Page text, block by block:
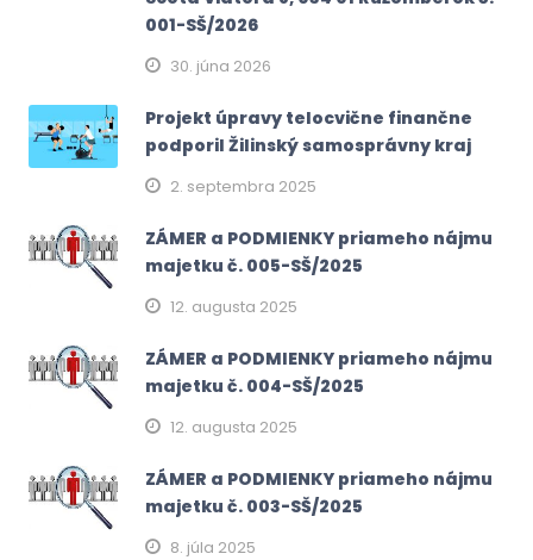
001-SŠ/2026
30. júna 2026
Projekt úpravy telocvične finančne
podporil Žilinský samosprávny kraj
2. septembra 2025
ZÁMER a PODMIENKY priameho nájmu
majetku č. 005-SŠ/2025
12. augusta 2025
ZÁMER a PODMIENKY priameho nájmu
majetku č. 004-SŠ/2025
12. augusta 2025
ZÁMER a PODMIENKY priameho nájmu
majetku č. 003-SŠ/2025
8. júla 2025